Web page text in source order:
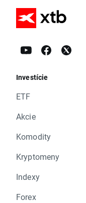
Investície
ETF
Akcie
Komodity
Kryptomeny
Indexy
Forex